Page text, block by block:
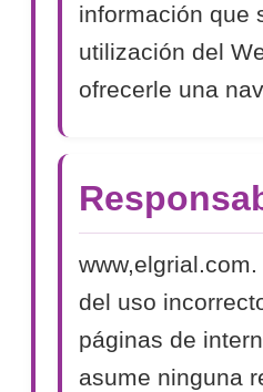
información que
utilización del
ofrecerle una
del uso
páginas de
asume ninguna